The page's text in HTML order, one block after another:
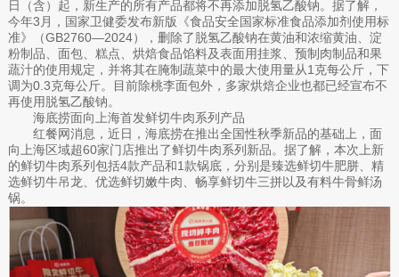
日（含）起，新生产的所有产品都将不再添加脱氢乙酸钠。据了解，
今年3月，国家卫健委发布新版《食品安全国家标准食品添加剂使用标
准》（GB2760—2024），删除了脱氢乙酸钠在黄油和浓缩黄油、淀
粉制品、面包、糕点、烘焙食品馅料及表面用挂浆、预制肉制品和果
蔬汁的使用规定，并将其在腌制蔬菜中的最大使用量从1克每公斤，下
调为0.3克每公斤。目前除桃李面包外，多家烘焙企业也都已经宣布不
再使用脱氢乙酸钠。
海底捞面向上海首发鲜切牛肉系列产品
红餐网消息，近日，海底捞在推出全国性秋季新品的基础上，面
向上海区域超60家门店推出了鲜切牛肉系列新品。据了解，本次上新
的鲜切牛肉系列包括4款产品和1款锅底，分别是臻选鲜切牛肥胼、精
选鲜切牛吊龙、优选鲜切嫩牛肉、畅享鲜切牛三拼以及有料牛骨鲜汤
锅。